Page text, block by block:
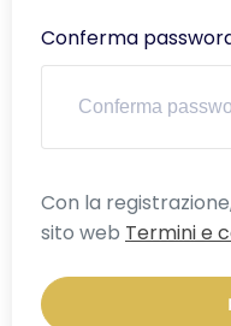
Conferma
Alternative:
Con la
sito web Termini e